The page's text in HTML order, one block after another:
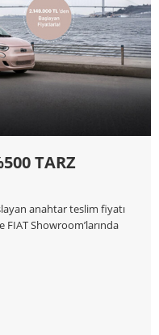
TARZ
anahtar teslim fiyatı
FIAT Showroom’larında